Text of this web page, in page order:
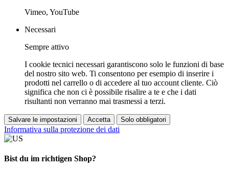
Vimeo, YouTube
Necessari
Sempre attivo
I cookie tecnici necessari garantiscono solo le funzioni di base
del nostro sito web. Ti consentono per esempio di inserire i
prodotti nel carrello o di accedere al tuo account cliente. Ciò
significa che non ci è possibile risalire a te e che i dati
risultanti non verranno mai trasmessi a terzi.
Salvare le impostazioni Accetta Solo obbligatori
Informativa sulla protezione dei dati
Bist du im richtigen Shop?